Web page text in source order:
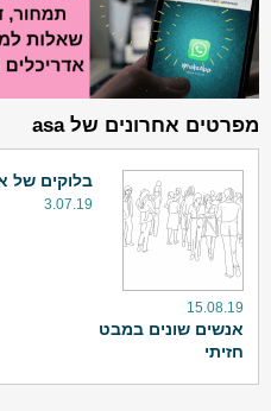
מפרטים אחרונים של asa
15.08.19
אנשים שונים במבט
חזיתי
בלוקים של
3.07.19